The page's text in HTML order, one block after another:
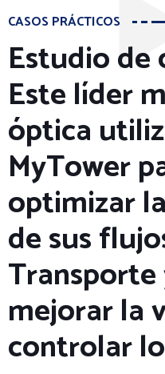
CASOS PRÁCTICOS
Estudio de
Este líder
óptica
MyTower
optimizar
de sus
Transporte
mejorar la
controlar